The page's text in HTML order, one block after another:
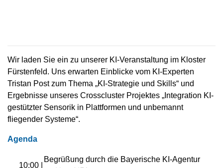
Wir laden Sie ein zu unserer KI-Veranstaltung im Kloster
Fürstenfeld. Uns erwarten Einblicke vom KI-Experten
Tristan Post zum Thema „KI-Strategie und Skills“ und
Ergebnisse unseres Crosscluster Projektes „Integration KI-
gestützter Sensorik in Plattformen und unbemannt
fliegender Systeme“.
Agenda
10:00 |
Begrüßung durch die Bayerische KI-Agentur